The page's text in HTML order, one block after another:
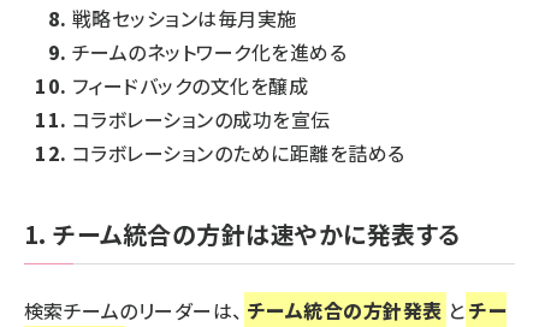
戦略セッションは毎月実施
チームのネットワーク化を進める
フィードバックの文化を醸成
コラボレーションの成功を宣伝
コラボレーションのために距離を詰める
1. チーム統合の方針は速やかに発表する
検索チームのリーダーは、 チーム統合の方針発表 とチー